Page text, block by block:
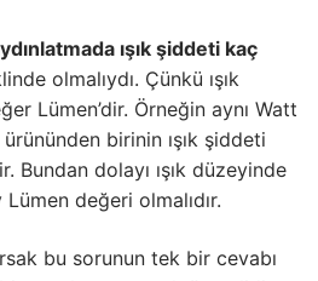
ışık şiddeti kaç
olmalıydı. Çünkü ışık
Lümen’dir. Örneğin aynı Watt
birinin ışık şiddeti
Bundan dolayı ışık düzeyinde
değeri olmalıdır.
bu sorunun tek bir cevabı